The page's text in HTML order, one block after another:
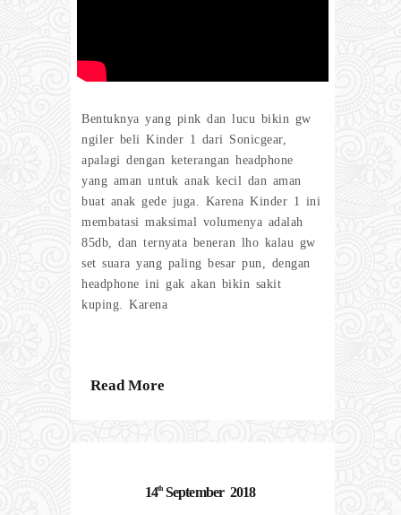
Bentuknya yang pink dan lucu bikin gw
ngiler beli Kinder 1 dari Sonicgear,
apalagi dengan keterangan headphone
yang aman untuk anak kecil dan aman
buat anak gede juga. Karena Kinder 1 ini
membatasi maksimal volumenya adalah
85db, dan ternyata beneran lho kalau gw
set suara yang paling besar pun, dengan
headphone ini gak akan bikin sakit
kuping. Karena
Read More
14th September 2018